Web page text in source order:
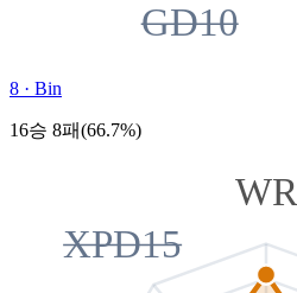
GD10
8 · Bin
16승 8패(66.7%)
WR
XPD15